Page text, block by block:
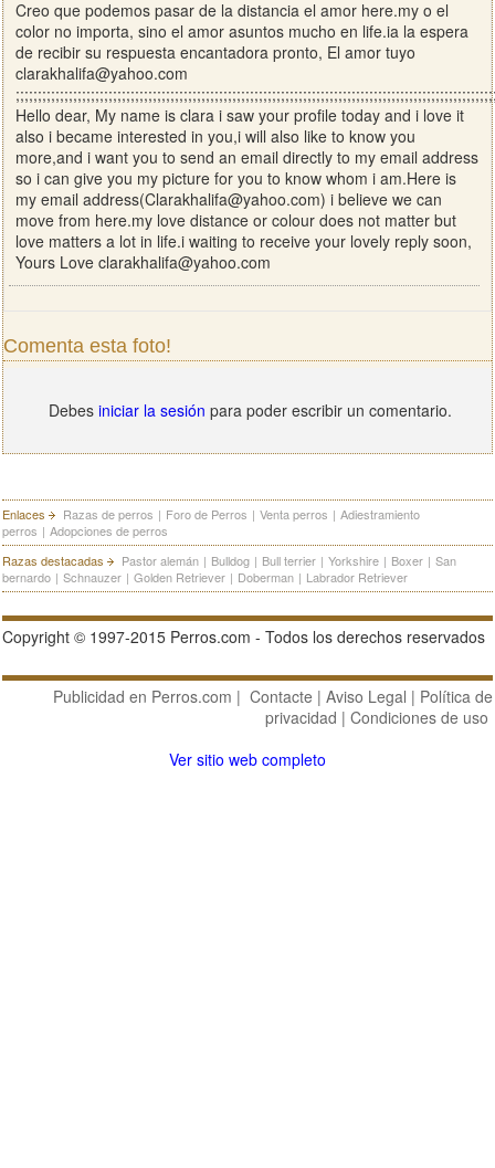
Creo que podemos pasar de la distancia el amor here.my o el
color no importa, sino el amor asuntos mucho en life.ia la espera
de recibir su respuesta encantadora pronto, El amor tuyo
clarakhalifa@yahoo.com
Hello dear, My name is clara i saw your profile today and i love it
also i became interested in you,i will also like to know you
more,and i want you to send an email directly to my email address
so i can give you my picture for you to know whom i am.Here is
my email address(Clarakhalifa@yahoo.com) i believe we can
move from here.my love distance or colour does not matter but
love matters a lot in life.i waiting to receive your lovely reply soon,
Yours Love clarakhalifa@yahoo.com
Comenta esta foto!
Debes iniciar la sesión para poder escribir un comentario.
Enlaces Razas de perros | Foro de Perros | Venta perros | Adiestramiento
perros | Adopciones de perros
Razas destacadas
Pastor alemán | Bulldog | Bull terrier | Yorkshire | Boxer | San
bernardo | Schnauzer | Golden Retriever | Doberman | Labrador Retriever
Copyright © 1997-2015 Perros.com - Todos los derechos reservados
Publicidad en Perros.com | Contacte | Aviso Legal | Política de
privacidad | Condiciones de uso
Ver sitio web completo